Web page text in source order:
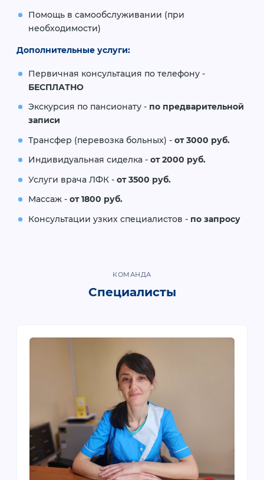
Помощь в самообслуживании (при
необходимости)
Дополнительные услуги:
Первичная консультация по телефону -
БЕСПЛАТНО
Экскурсия по пансионату - по предварительной
записи
Трансфер (перевозка больных) - от 3000 руб.
Индивидуальная сиделка - от 2000 руб.
Услуги врача ЛФК - от 3500 руб.
Массаж - от 1800 руб.
Консультации узких специалистов - по запросу
КОМАНДА
Специалисты